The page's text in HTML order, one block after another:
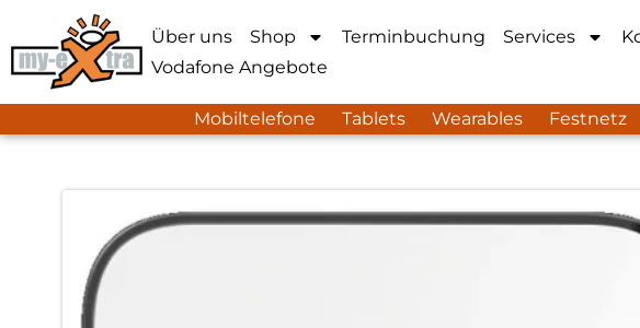
Über uns Shop Terminbuchung Services
Vodafone Angebote
Mobiltelefone Tablets Wearables Festnetz